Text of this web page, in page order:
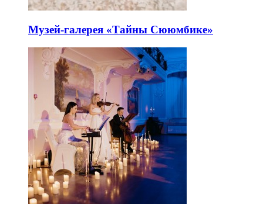
Музей-галерея «Тайны Сююмбике»